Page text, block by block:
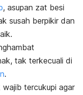
, asupan zat besi
susah berpikir dan
tak terkecuali di
.
tercukupi agar